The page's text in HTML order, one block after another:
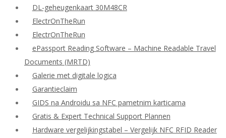
DL-geheugenkaart 30M48CR
ElectrOnTheRun
ElectrOnTheRun
ePassport Reading Software – Machine Readable Travel
Documents (MRTD)
Galerie met digitale logica
Garantieclaim
GIDS na Androidu sa NFC pametnim karticama
Gratis & Expert Technical Support Plannen
Hardware vergelijkingstabel – Vergelijk NFC RFID Reader